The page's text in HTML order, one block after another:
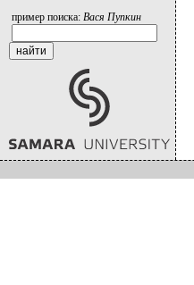
пример поиска: Вася Пупкин